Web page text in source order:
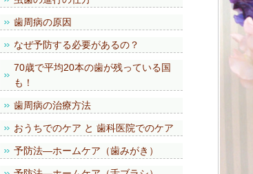
歯周病の原因
なぜ予防する必要があるの？
70歳で平均20本の歯が残っている国
も！
歯周病の治療方法
おうちでのケア と 歯科医院でのケア
予防法―ホームケア（歯みがき）